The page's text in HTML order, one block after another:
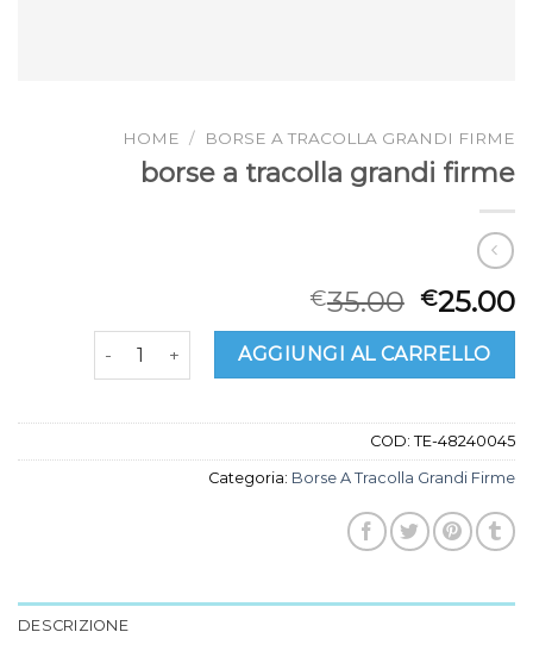
HOME / BORSE A TRACOLLA GRANDI FIRME
borse a tracolla grandi firme
€35.00 €25.00
borse a tracolla grandi firme quantità
AGGIUNGI AL CARRELLO
COD: TE-48240045
Categoria: Borse A Tracolla Grandi Firme
DESCRIZIONE